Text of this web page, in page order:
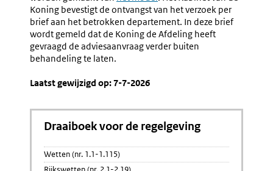
Koning bevestigt de ontvangst van het verzoek per
brief aan het betrokken departement. In deze brief
wordt gemeld dat de Koning de Afdeling heeft
gevraagd de adviesaanvraag verder buiten
behandeling te laten.
Laatst gewijzigd op: 7-7-2026
Draaiboek voor de regelgeving
Wetten (nr. 1.1-1.115)